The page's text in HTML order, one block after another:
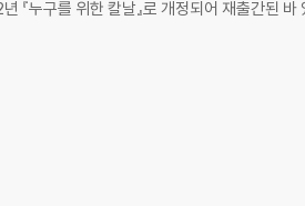
누구를 위한 칼날』로 개정되어 재출간된 바